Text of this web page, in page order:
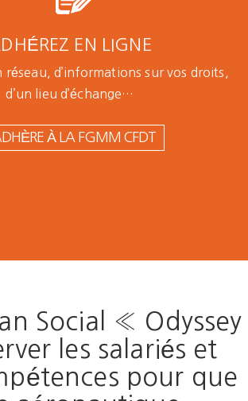
EN LIGNE
réseau, d’informations sur vos droits,
d’un lieu d’échange…
À LA FGMM CFDT
Social « Odyssey
les salariés et
pour que